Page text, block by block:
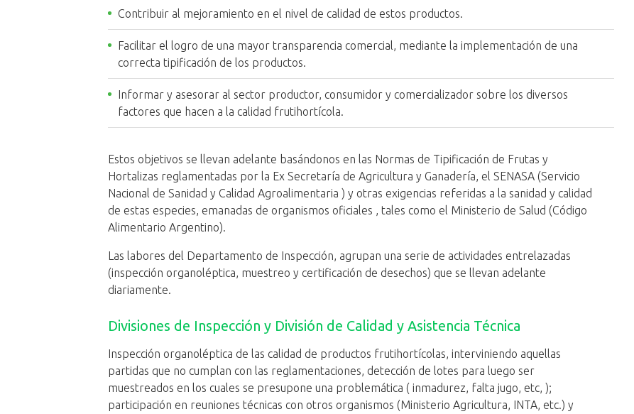
Contribuir al mejoramiento en el nivel de calidad de estos productos.
Facilitar el logro de una mayor transparencia comercial, mediante la implementación de una
correcta tipificación de los productos.
Informar y asesorar al sector productor, consumidor y comercializador sobre los diversos
factores que hacen a la calidad frutihortícola.
Estos objetivos se llevan adelante basándonos en las Normas de Tipificación de Frutas y
Hortalizas reglamentadas por la Ex Secretaría de Agricultura y Ganadería, el SENASA (Servicio
Nacional de Sanidad y Calidad Agroalimentaria ) y otras exigencias referidas a la sanidad y calidad
de estas especies, emanadas de organismos oficiales , tales como el Ministerio de Salud (Código
Alimentario Argentino).
Las labores del Departamento de Inspección, agrupan una serie de actividades entrelazadas
(inspección organoléptica, muestreo y certificación de desechos) que se llevan adelante
diariamente.
Divisiones de Inspección y División de Calidad y Asistencia Técnica
​Inspección organoléptica de las calidad de productos frutihortícolas, interviniendo aquellas
partidas que no cumplan con las reglamentaciones, detección de lotes para luego ser
muestreados en los cuales se presupone una problemática ( inmadurez, falta jugo, etc, );
participación en reuniones técnicas con otros organismos (Ministerio Agricultura, INTA, etc.) y